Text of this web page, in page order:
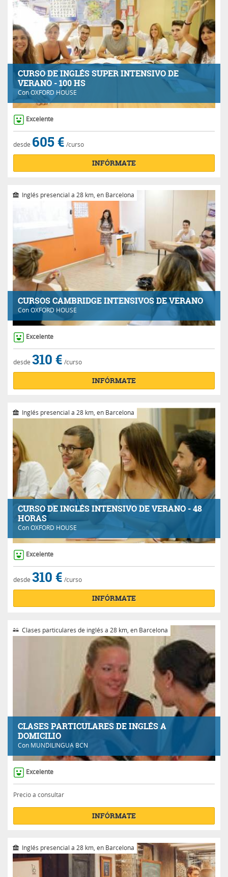
CURSO DE INGLÉS SUPER INTENSIVO DE
VERANO - 100 HS
ConOXFORD HOUSE
Excelente
desde 605 € /curso
INFÓRMATE
CURSOS CAMBRIDGE INTENSIVOS DE VERANO
ConOXFORD HOUSE
Inglés presencial a 28 km, en Barcelona
Excelente
desde 310 € /curso
INFÓRMATE
CURSO DE INGLÉS INTENSIVO DE VERANO - 48
HORAS
ConOXFORD HOUSE
Inglés presencial a 28 km, en Barcelona
Excelente
desde 310 € /curso
INFÓRMATE
CLASES PARTICULARES DE INGLÉS A
DOMICILIO
Con MUNDILINGUA BCN
Clases particulares de inglés a 28 km, en Barcelona
Excelente
Precio a consultar
INFÓRMATE
Inglés presencial a 28 km, en Barcelona